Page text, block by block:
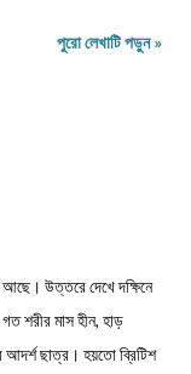
বসন্ত জীবন পথের
দেখা রমাপদ
পুরো লেখাটি পড়ুন »
উত্তরে দেখে দক্ষিনে
শরীর মাস হীন, হাড়
ছাত্র। হয়তো ব্রিটিশ